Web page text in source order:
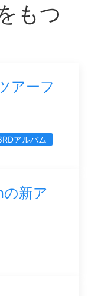
もつ
アーフ
アルバム
新ア